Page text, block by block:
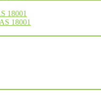
18001
18001